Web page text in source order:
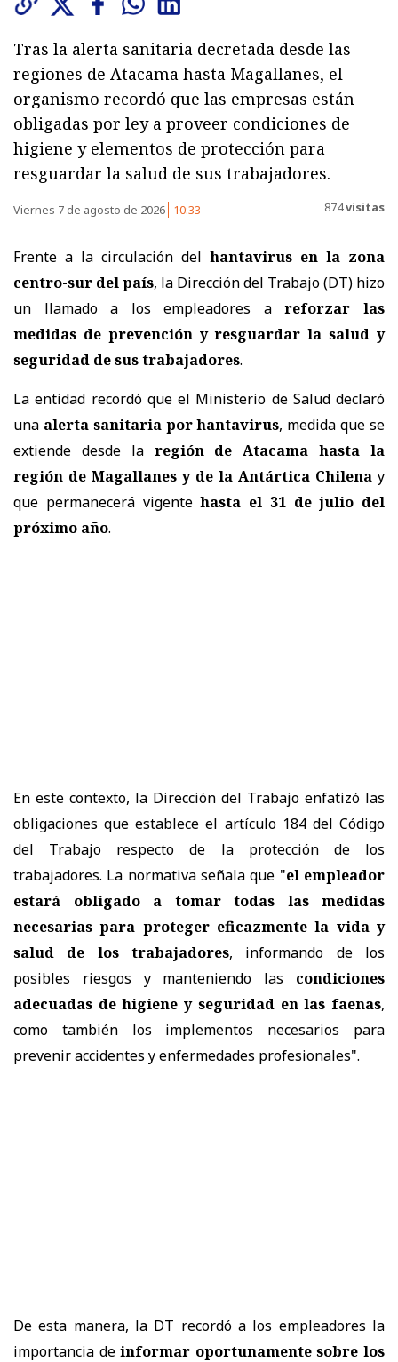
Tras la alerta sanitaria decretada desde las
regiones de Atacama hasta Magallanes, el
organismo recordó que las empresas están
obligadas por ley a proveer condiciones de
higiene y elementos de protección para
resguardar la salud de sus trabajadores.
Viernes 7 de agosto de 2026 10:33 874visitas
Frente a la circulación del hantavirus en la zona
centro-sur del país, la Dirección del Trabajo (DT) hizo
un llamado a los empleadores areforzar las
medidas de prevención y resguardar la salud y
seguridad de sus trabajadores.
La entidad recordó que el Ministerio de Salud declaró
una alerta sanitaria por hantavirus, medida que se
extiende desde la región de Atacama hasta la
región de Magallanes y de la Antártica Chilena y
que permanecerá vigentehasta el 31 de julio del
próximo año.
En este contexto, la Dirección del Trabajo enfatizó las
obligaciones que establece el artículo 184 del Código
del Trabajo respecto de la protección de los
trabajadores. La normativa señala que "el empleador
estará obligado a tomar todas las medidas
necesarias para proteger eficazmente la vida y
salud de los trabajadores, informando de los
posibles riesgos y manteniendo las condiciones
adecuadas de higiene y seguridad en las faenas,
como también los implementos necesarios para
prevenir accidentes y enfermedades profesionales".
De esta manera, la DT recordó a los empleadores la
importancia deinformar oportunamente sobre los